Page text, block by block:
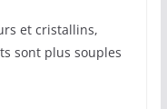
et cristallins,
sont plus souples